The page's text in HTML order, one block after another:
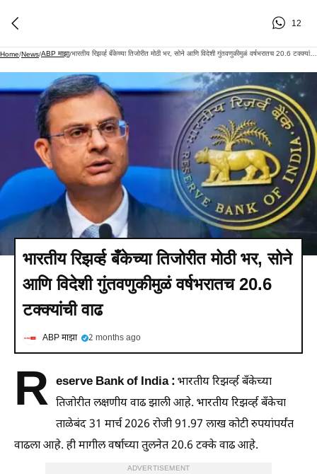
12
Home/News/ABP माझा/ भारतीय रिझर्व्ह बँकेच्या तिजोरीत मोठी भर, सोने आणि विदेशी गुंतवणुकीमुळं वर्षभरातच 20.6 टक्क्यांची वाढ
भारतीय रिझर्व्ह बँकेच्या तिजोरीत मोठी भर, सोने
आणि विदेशी गुंतवणुकीमुळं वर्षभरातच 20.6
टक्क्यांची वाढ
ABP माझा 2 months ago
R eserve Bank of India :भारतीय रिझर्व्ह बँकेच्या
तिजोरीत लक्षणीय वाढ झाली आहे. भारतीय रिझर्व्ह बँकेचा
ताळेबंद 31 मार्च 2026 रोजी 91.97 लाख कोटी रुपयांपर्यंत
वाढला आहे. ही मागील वर्षाच्या तुलनेत 20.6 टक्के वाढ आहे.
ADVERTISEMENT